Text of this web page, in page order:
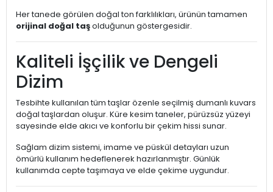
Her tanede görülen doğal ton farklılıkları, ürünün tamamen
orijinal doğal taşolduğunun göstergesidir.
Kaliteli İşçilik ve Dengeli
Dizim
Tesbihte kullanılan tüm taşlar özenle seçilmiş dumanlı kuvars
doğal taşlardan oluşur. Küre kesim taneler, pürüzsüz yüzeyi
sayesinde elde akıcı ve konforlu bir çekim hissi sunar.
Sağlam dizim sistemi, imame ve püskül detayları uzun
ömürlü kullanım hedeflenerek hazırlanmıştır. Günlük
kullanımda cepte taşımaya ve elde çekime uygundur.